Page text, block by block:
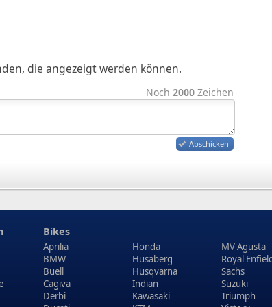
die angezeigt werden können.
Noch 2000 Zeichen
Abschicken
Bikes
Aprilia
BMW
Buell
Cagiva
Derbi
Honda
Husaberg
Husqvarna
Indian
Kawasaki
MV Agusta
Royal
Sachs
Suzuki
Triumph